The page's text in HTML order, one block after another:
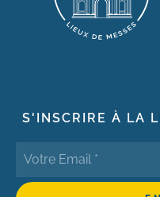
S'INSCRIRE À LA